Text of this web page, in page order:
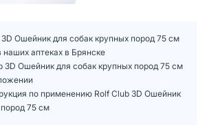
Ошейник для собак крупных пород 75 см
аптеках в Брянске
3D Ошейник для собак крупных пород 75 см
по применению Rolf Club 3D Ошейник
75 см